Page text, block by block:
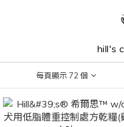
hill's
每頁顯示 72 個